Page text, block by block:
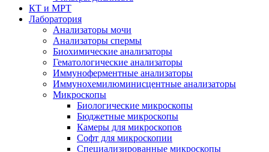
КТ и МРТ
Лаборатория
Анализаторы мочи
Анализаторы спермы
Биохимические анализаторы
Гематологические анализаторы
Иммуноферментные анализаторы
Иммунохемилюминисцентные анализаторы
Микроскопы
Биологические микроскопы
Бюджетные микроскопы
Камеры для микроскопов
Софт для микроскопии
Специализированные микроскопы